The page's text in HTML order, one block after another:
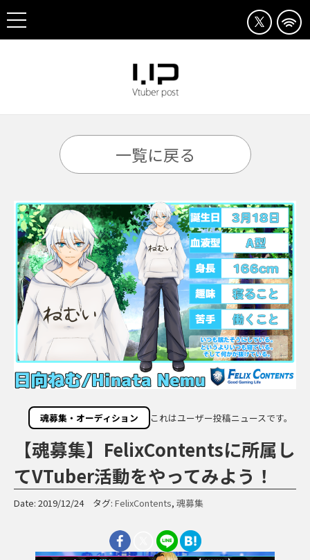
一覧に戻る
魂募集・オーディション これはユーザー投稿ニュースです。
【魂募集】FelixContentsに所属し
てVTuber活動をやってみよう！
Date: 2019/12/24 タグ: FelixContents, 魂募集